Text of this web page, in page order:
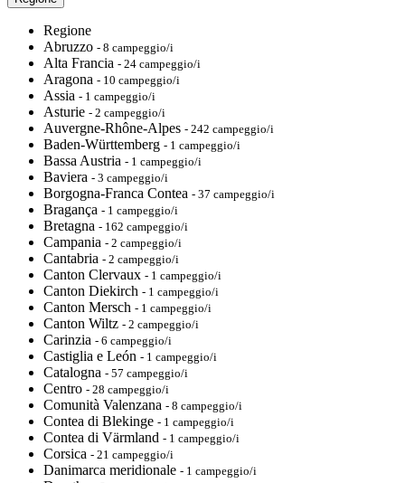
Regione
Abruzzo - 8 campeggio/i
Alta Francia - 24 campeggio/i
Aragona - 10 campeggio/i
Assia - 1 campeggio/i
Asturie - 2 campeggio/i
Auvergne-Rhône-Alpes - 242 campeggio/i
Baden-Württemberg - 1 campeggio/i
Bassa Austria - 1 campeggio/i
Baviera - 3 campeggio/i
Borgogna-Franca Contea - 37 campeggio/i
Bragança - 1 campeggio/i
Bretagna - 162 campeggio/i
Campania - 2 campeggio/i
Cantabria - 2 campeggio/i
Canton Clervaux - 1 campeggio/i
Canton Diekirch - 1 campeggio/i
Canton Mersch - 1 campeggio/i
Canton Wiltz - 2 campeggio/i
Carinzia - 6 campeggio/i
Castiglia e León - 1 campeggio/i
Catalogna - 57 campeggio/i
Centro - 28 campeggio/i
Comunità Valenzana - 8 campeggio/i
Contea di Blekinge - 1 campeggio/i
Contea di Värmland - 1 campeggio/i
Corsica - 21 campeggio/i
Danimarca meridionale - 1 campeggio/i